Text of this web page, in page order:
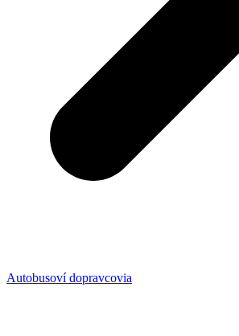
Autobusoví dopravcovia